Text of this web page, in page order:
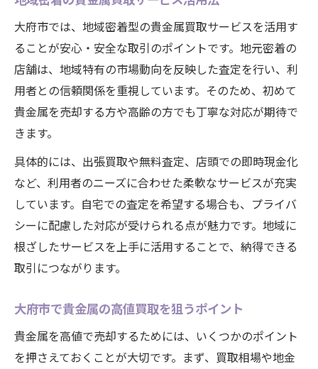
大府市では、地域密着型の貴金属買取サービスを活用す
ることが安心・安全な取引のポイントです。地元密着の
店舗は、地域特有の市場動向を反映した査定を行い、利
用者との信頼関係を重視しています。そのため、初めて
貴金属を売却する方や高齢の方でも丁寧な対応が期待で
きます。
具体的には、出張買取や無料査定、店頭での即時現金化
など、利用者のニーズに合わせた柔軟なサービスが充実
しています。自宅での査定を希望する場合も、プライバ
シーに配慮した対応が受けられる点が魅力です。地域に
根ざしたサービスを上手に活用することで、納得できる
取引につながります。
大府市で貴金属の高値買取を狙うポイント
貴金属を高値で売却するためには、いくつかのポイント
を押さえておくことが大切です。まず、買取相場や地金